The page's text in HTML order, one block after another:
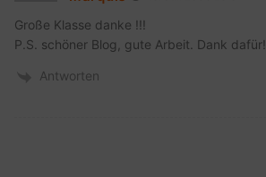
Große Klasse danke !!!
P.S. schöner Blog, gute Arbeit. Dank dafür!
Antworten